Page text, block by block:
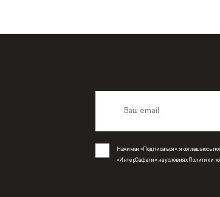
Нажимая «Подписаться», я соглашаюсь
«ИнтерСафети» на условиях Политики